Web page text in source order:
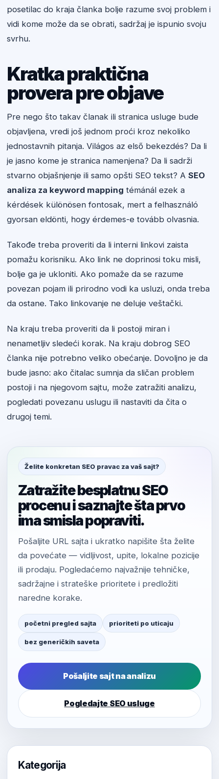
posetilac do kraja članka bolje razume svoj problem i
vidi kome može da se obrati, sadržaj je ispunio svoju
svrhu.
Kratka praktična
provera pre objave
Pre nego što takav članak ili stranica usluge bude
objavljena, vredi još jednom proći kroz nekoliko
jednostavnih pitanja. Világos az első bekezdés? Da li
je jasno kome je stranica namenjena? Da li sadrži
stvarno objašnjenje ili samo opšti SEO tekst? A SEO
analiza za keyword mapping témánál ezek a
kérdések különösen fontosak, mert a felhasználó
gyorsan eldönti, hogy érdemes-e tovább olvasnia.
Takođe treba proveriti da li interni linkovi zaista
pomažu korisniku. Ako link ne doprinosi toku misli,
bolje ga je ukloniti. Ako pomaže da se razume
povezan pojam ili prirodno vodi ka usluzi, onda treba
da ostane. Tako linkovanje ne deluje veštački.
Na kraju treba proveriti da li postoji miran i
nenametljiv sledeći korak. Na kraju dobrog SEO
članka nije potrebno veliko obećanje. Dovoljno je da
bude jasno: ako čitalac sumnja da sličan problem
postoji i na njegovom sajtu, može zatražiti analizu,
pogledati povezanu uslugu ili nastaviti da čita o
drugoj temi.
Želite konkretan SEO pravac za vaš sajt?
Zatražite besplatnu SEO
procenu i saznajte šta prvo
ima smisla popraviti.
Pošaljite URL sajta i ukratko napišite šta želite
da povećate — vidljivost, upite, lokalne pozicije
ili prodaju. Pogledaćemo najvažnije tehničke,
sadržajne i strateške prioritete i predložiti
naredne korake.
početni pregled sajta prioriteti po uticaju
bez generičkih saveta
Pošaljite sajt na analizu
Pogledajte SEO usluge
Kategorija